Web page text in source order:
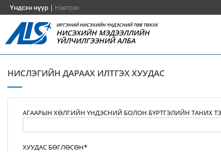
Үндсэн нүүр | Нэвтрэх
ИРГЭНИЙ НИСЭХИЙН ҮНДЭСНИЙ ТӨВ ТӨХХК
НИСЭХИЙН МЭДЭЭЛЛИЙН
ҮЙЛЧИЛГЭЭНИЙ АЛБА
НИСЛЭГИЙН ДАРААХ ИЛТГЭХ ХУУДАС
АГААРЫН ХӨЛГИЙН ҮНДЭСНИЙ БОЛОН БҮРТГЭЛИЙН ТАНИХ
ХУУДАС БӨГЛӨСӨН*